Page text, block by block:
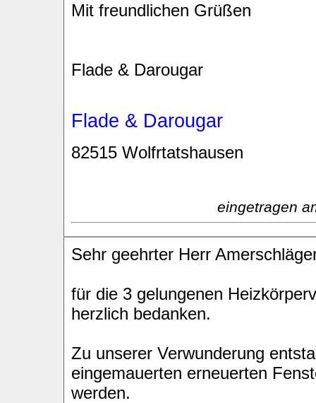
Mit freundlichen Grüßen
Flade & Darougar
Flade & Darougar
82515 Wolfrtatshausen
eingetragen
Sehr geehrter Herr
für die 3 gelungenen
herzlich bedanken.
Zu unserer Verwunderung
eingemauerten erneuerten
werden.